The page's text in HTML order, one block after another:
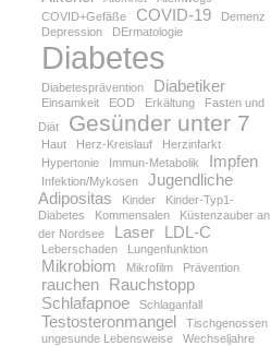
COVID+Gefäße
COVID-19
Demenz
Depression
DErmatologie
Diabetes
Diabetesprävention Diabetiker
Einsamkeit EOD Erkältung
Fasten und
Diät
Gesünder unter 7
Haut Herz-Kreislauf
Herzinfarkt
Hypertonie
Immun-Metabolik Impfen
Infektion/Mykosen
Jugendliche
Adipositas
Kinder
Kinder-Typ1-
Diabetes
Kommensalen
Küstenzauber an
der Nordsee
Laser LDL-C
Leberschaden Lungenfunktion
Mikrobiom Mikrofilm Prävention
rauchen Rauchstopp
Schlafapnoe
Schlaganfall
Testosteronmangel
Tischgenossen
ungesunde Lebensweise
Wechseljahre